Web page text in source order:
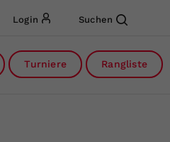
Login Suchen
Turniere Rangliste